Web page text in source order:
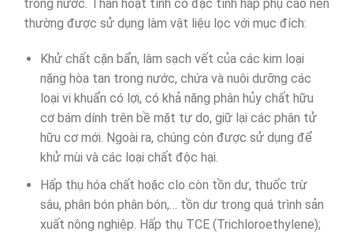
trong nước. Than hoạt tính có đặc tính hấp phụ cao nên
thường được sử dụng làm vật liệu lọc với mục đích:
Khử chất cặn bẩn, làm sạch vết của các kim loại
nặng hòa tan trong nước, chứa và nuôi dưỡng các
loại vi khuẩn có lợi, có khả năng phân hủy chất hữu
cơ bám dính trên bề mặt tự do, giữ lại các phân tử
hữu cơ mới. Ngoài ra, chúng còn được sử dụng để
khử mùi và các loại chất độc hại.
Hấp thụ hóa chất hoặc clo còn tồn dư, thuốc trừ
sâu, phân bón phân bón,… tồn dư trong quá trình sản
xuất nông nghiệp. Hấp thụ TCE (Trichloroethylene);